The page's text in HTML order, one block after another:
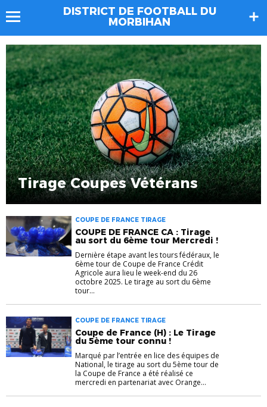
DISTRICT DE FOOTBALL DU
MORBIHAN
Tirage Coupes Vétérans
COUPE DE FRANCE TIRAGE
COUPE DE FRANCE CA : Tirage
au sort du 6ème tour Mercredi !
Dernière étape avant les tours fédéraux, le
6ème tour de Coupe de France Crédit
Agricole aura lieu le week-end du 26
octobre 2025. Le tirage au sort du 6ème
tour...
COUPE DE FRANCE TIRAGE
Coupe de France (H) : Le Tirage
du 5ème tour connu !
Marqué par l’entrée en lice des équipes de
National, le tirage au sort du 5ème tour de
la Coupe de France a été réalisé ce
mercredi en partenariat avec Orange...